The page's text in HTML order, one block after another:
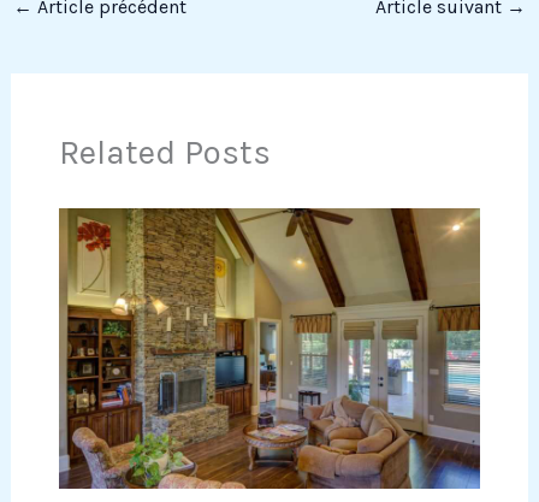
← Article précédent Article suivant →
Related Posts